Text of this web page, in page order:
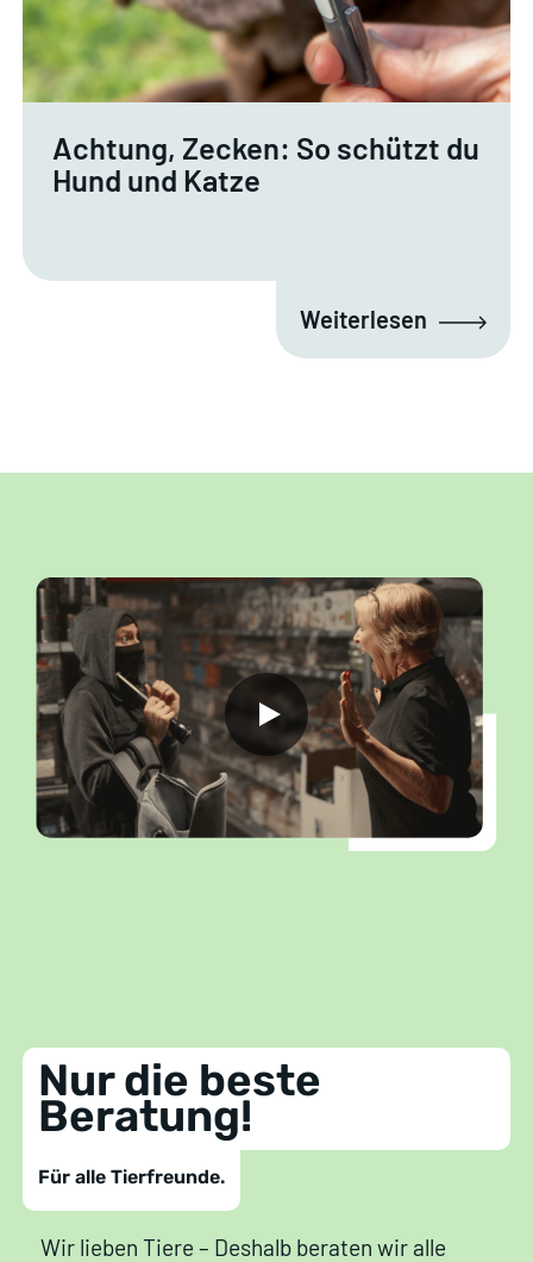
Achtung, Zecken: So schützt du
Hund und Katze
Weiterlesen
Nur die beste
Beratung!
Für alle Tierfreunde.
Wir lieben Tiere – Deshalb beraten wir alle